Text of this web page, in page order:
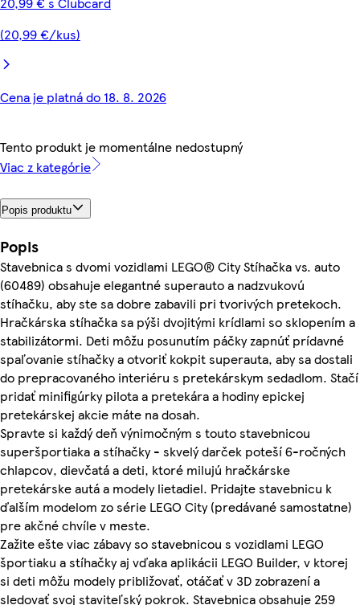
(20,99 €/kus)
Cena je platná do 18. 8. 2026
Tento produkt je momentálne nedostupný
Viac z kategórie
Popis produktu
Popis
Stavebnica s dvomi vozidlami LEGO® City Stíhačka vs. auto
(60489) obsahuje elegantné superauto a nadzvukovú
stíhačku, aby ste sa dobre zabavili pri tvorivých pretekoch.
Hračkárska stíhačka sa pýši dvojitými krídlami so sklopením a
stabilizátormi. Deti môžu posunutím páčky zapnúť prídavné
spaľovanie stíhačky a otvoriť kokpit superauta, aby sa dostali
do prepracovaného interiéru s pretekárskym sedadlom. Stačí
pridať minifigúrky pilota a pretekára a hodiny epickej
pretekárskej akcie máte na dosah.
Spravte si každý deň výnimočným s touto stavebnicou
superšportiaka a stíhačky - skvelý darček poteší 6-ročných
chlapcov, dievčatá a deti, ktoré milujú hračkárske
pretekárske autá a modely lietadiel. Pridajte stavebnicu k
ďalším modelom zo série LEGO City (predávané samostatne)
pre akčné chvíle v meste.
Zažite ešte viac zábavy so stavebnicou s vozidlami LEGO
športiaku a stíhačky aj vďaka aplikácii LEGO Builder, v ktorej
si deti môžu modely približovať, otáčať v 3D zobrazení a
sledovať svoj staviteľský pokrok. Stavebnica obsahuje 259